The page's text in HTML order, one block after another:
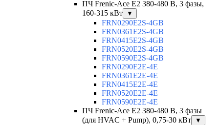
ПЧ Frenic-Ace E2 380-480 В, 3 фазы,
160-315 кВт
▼
FRN0290E2S-4GB
FRN0361E2S-4GB
FRN0415E2S-4GB
FRN0520E2S-4GB
FRN0590E2S-4GB
FRN0290E2E-4E
FRN0361E2E-4E
FRN0415E2E-4E
FRN0520E2E-4E
FRN0590E2E-4E
ПЧ Frenic-Ace E2 380-480 В, 3 фазы
(для HVAC + Pump), 0,75-30 кВт
▼